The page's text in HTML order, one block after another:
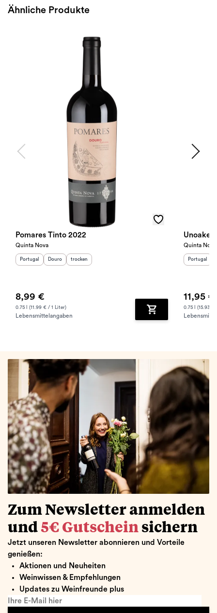
Ähnliche Produkte
Pomares Tinto 2022
Quinta Nova
Herkunftsland:
Portugal Herkunftsregion:
Douro Geschmack
trocken
8,99 €
0.75 l (11.99 € / 1 Liter)
Lebensmittelangaben Zum Warenkorb
Quinta Nova
Portugal
11,95 €
0.75 l (15.93 €
Zum Newsletter anmelden
und 5€ Gutschein sichern
Jetzt unseren Newsletter abonnieren und Vorteile
genießen:
Aktionen und Neuheiten
Weinwissen & Empfehlungen
Updates zu Weinfreunde plus
Ihre E-Mail hier